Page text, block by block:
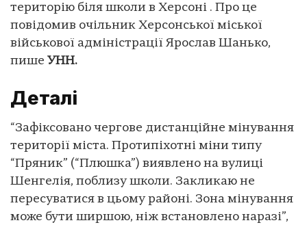
територію біля школи в Херсоні . Про це
повідомив очільник Херсонської міської
військової адміністрації Ярослав Шанько,
пише УНН.
Деталі
“Зафіксовано чергове дистанційне мінування
території міста. Протипіхотні міни типу
“Пряник” (“Плюшка”) виявлено на вулиці
Шенгелія, поблизу школи. Закликаю не
пересуватися в цьому районі. Зона мінування
може бути ширшою, ніж встановлено наразі”,